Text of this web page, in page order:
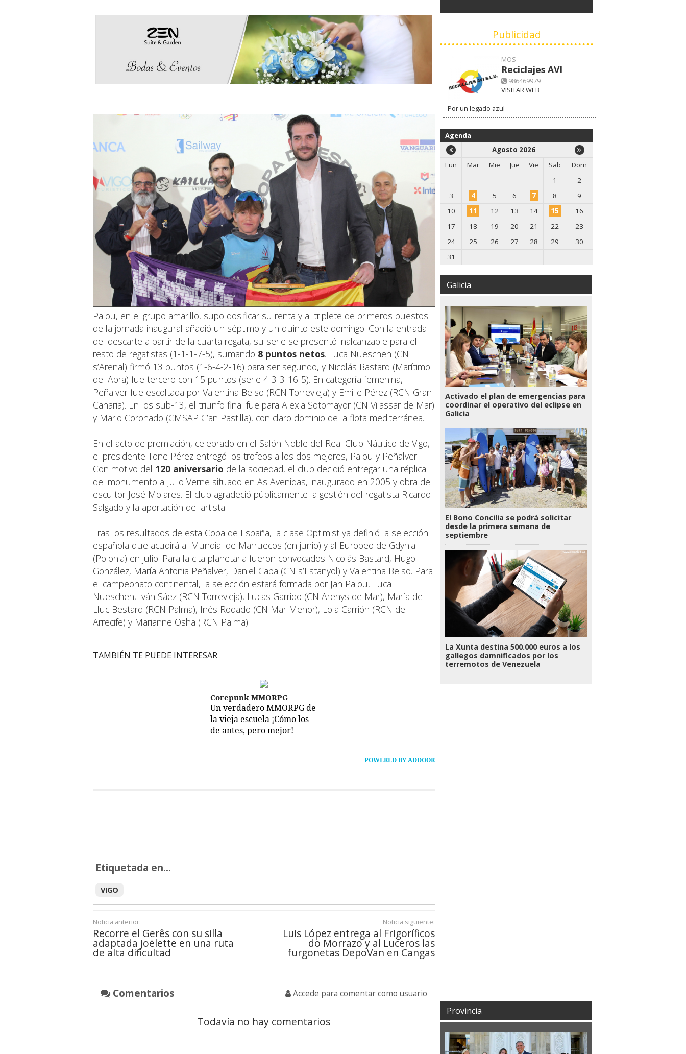
Palou, en el grupo amarillo, supo dosificar su renta y al triplete de primeros puestos
de la jornada inaugural añadió un séptimo y un quinto este domingo. Con la entrada
del descarte a partir de la cuarta regata, su serie se presentó inalcanzable para el
resto de regatistas (1-1-1-7-5), sumando 8 puntos netos. Luca Nueschen (CN
s’Arenal) firmó 13 puntos (1-6-4-2-16) para ser segundo, y Nicolás Bastard (Marítimo
del Abra) fue tercero con 15 puntos (serie 4-3-3-16-5). En categoría femenina,
Peñalver fue escoltada por Valentina Belso (RCN Torrevieja) y Emilie Pérez (RCN Gran
Canaria). En los sub-13, el triunfo final fue para Alexia Sotomayor (CN Vilassar de Mar)
y Mario Coronado (CMSAP C’an Pastilla), con claro dominio de la flota mediterránea.
En el acto de premiación, celebrado en el Salón Noble del Real Club Náutico de Vigo,
el presidente Tone Pérez entregó los trofeos a los dos mejores, Palou y Peñalver.
Con motivo del 120 aniversario de la sociedad, el club decidió entregar una réplica
del monumento a Julio Verne situado en As Avenidas, inaugurado en 2005 y obra del
escultor José Molares. El club agradeció públicamente la gestión del regatista Ricardo
Salgado y la aportación del artista.
Tras los resultados de esta Copa de España, la clase Optimist ya definió la selección
española que acudirá al Mundial de Marruecos (en junio) y al Europeo de Gdynia
(Polonia) en julio. Para la cita planetaria fueron convocados Nicolás Bastard, Hugo
González, María Antonia Peñalver, Daniel Capa (CN s’Estanyol) y Valentina Belso. Para
el campeonato continental, la selección estará formada por Jan Palou, Luca
Nueschen, Iván Sáez (RCN Torrevieja), Lucas Garrido (CN Arenys de Mar), María de
Lluc Bestard (RCN Palma), Inés Rodado (CN Mar Menor), Lola Carrión (RCN de
Arrecife) y Marianne Osha (RCN Palma).
TAMBIÉN TE PUEDE INTERESAR
Corepunk MMORPG
Un verdadero MMORPG de
la vieja escuela ¡Cómo los
de antes, pero mejor!
POWERED BY ADDOOR
Etiquetada en...
VIGO
Noticia anterior:
Recorre el Gerês con su silla
adaptada Joëlette en una ruta
de alta dificultad
Noticia siguiente:
Luis López entrega al Frigoríficos
do Morrazo y al Luceros las
furgonetas DepoVan en Cangas
Comentarios Accede para comentar como usuario
Todavía no hay comentarios
Publicidad
MOS
Reciclajes AVI
986469979
VISITAR WEB
Por un legado azul
Agenda
Agosto 2026
Lun
Mar Mie Jue Vie Sab
Dom
1
2
3
4 5 6 7 8
9
10
11 12 13 14 15
16
17
18 19 20 21 22
23
24
25 26 27 28 29
30
31
Galicia
Activado el plan de emergencias para
coordinar el operativo del eclipse en
Galicia
El Bono Concilia se podrá solicitar
desde la primera semana de
septiembre
La Xunta destina 500.000 euros a los
gallegos damnificados por los
terremotos de Venezuela
Provincia